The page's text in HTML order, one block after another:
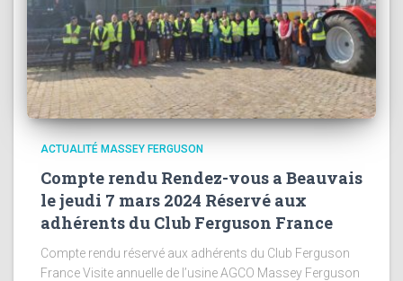
ACTUALITÉ MASSEY FERGUSON
Compte rendu Rendez-vous a Beauvais
le jeudi 7 mars 2024 Réservé aux
adhérents du Club Ferguson France
Compte rendu réservé aux adhérents du Club Ferguson
France Visite annuelle de l’usine AGCO Massey Ferguson